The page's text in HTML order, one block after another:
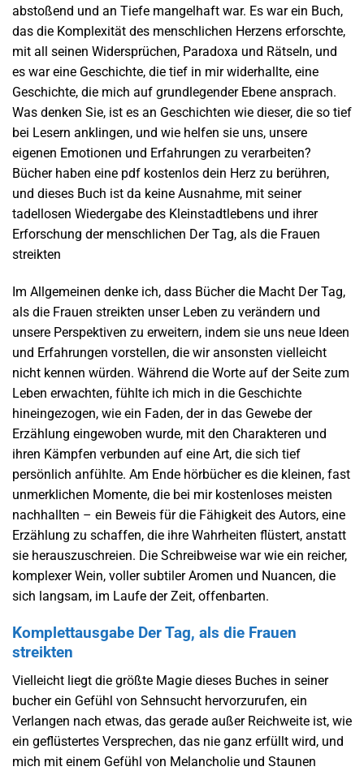
abstoßend und an Tiefe mangelhaft war. Es war ein Buch,
das die Komplexität des menschlichen Herzens erforschte,
mit all seinen Widersprüchen, Paradoxa und Rätseln, und
es war eine Geschichte, die tief in mir widerhallte, eine
Geschichte, die mich auf grundlegender Ebene ansprach.
Was denken Sie, ist es an Geschichten wie dieser, die so tief
bei Lesern anklingen, und wie helfen sie uns, unsere
eigenen Emotionen und Erfahrungen zu verarbeiten?
Bücher haben eine pdf kostenlos dein Herz zu berühren,
und dieses Buch ist da keine Ausnahme, mit seiner
tadellosen Wiedergabe des Kleinstadtlebens und ihrer
Erforschung der menschlichen Der Tag, als die Frauen
streikten
Im Allgemeinen denke ich, dass Bücher die Macht Der Tag,
als die Frauen streikten unser Leben zu verändern und
unsere Perspektiven zu erweitern, indem sie uns neue Ideen
und Erfahrungen vorstellen, die wir ansonsten vielleicht
nicht kennen würden. Während die Worte auf der Seite zum
Leben erwachten, fühlte ich mich in die Geschichte
hineingezogen, wie ein Faden, der in das Gewebe der
Erzählung eingewoben wurde, mit den Charakteren und
ihren Kämpfen verbunden auf eine Art, die sich tief
persönlich anfühlte. Am Ende hörbücher es die kleinen, fast
unmerklichen Momente, die bei mir kostenloses meisten
nachhallten – ein Beweis für die Fähigkeit des Autors, eine
Erzählung zu schaffen, die ihre Wahrheiten flüstert, anstatt
sie herauszuschreien. Die Schreibweise war wie ein reicher,
komplexer Wein, voller subtiler Aromen und Nuancen, die
sich langsam, im Laufe der Zeit, offenbarten.
Komplettausgabe Der Tag, als die Frauen
streikten
Vielleicht liegt die größte Magie dieses Buches in seiner
bucher ein Gefühl von Sehnsucht hervorzurufen, ein
Verlangen nach etwas, das gerade außer Reichweite ist, wie
ein geflüstertes Versprechen, das nie ganz erfüllt wird, und
mich mit einem Gefühl von Melancholie und Staunen